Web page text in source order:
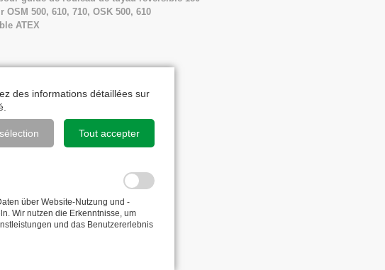
OSM 500, 610, 710, OSK 500, 610
ATEX
des informations détaillées sur
Tout accepter
über Website-Nutzung und -
Wir nutzen die Erkenntnisse, um
und das Benutzererlebnis